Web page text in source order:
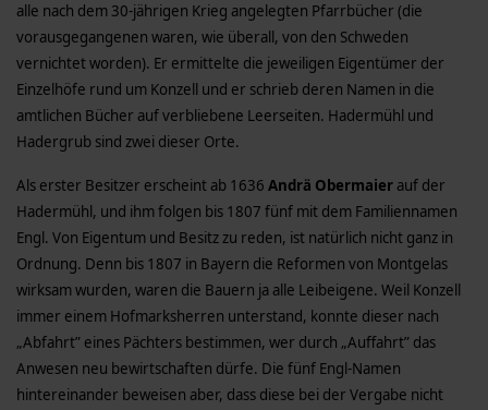
alle nach dem 30-jährigen Krieg angelegten Pfarrbücher (die
vorausgegangenen waren, wie überall, von den Schweden
vernichtet worden). Er ermittelte die jeweiligen Eigentümer der
Einzelhöfe rund um Konzell und er schrieb deren Namen in die
amtlichen Bücher auf verbliebene Leerseiten. Hadermühl und
Hadergrub sind zwei dieser Orte.
Als erster Besitzer erscheint ab 1636 Andrä Obermaier auf der
Hadermühl, und ihm folgen bis 1807 fünf mit dem Familiennamen
Engl. Von Eigentum und Besitz zu reden, ist natürlich nicht ganz in
Ordnung. Denn bis 1807 in Bayern die Reformen von Montgelas
wirksam wurden, waren die Bauern ja alle Leibeigene. Weil Konzell
immer einem Hofmarksherren unterstand, konnte dieser nach
„Abfahrt” eines Pächters bestimmen, wer durch „Auffahrt” das
Anwesen neu bewirtschaften dürfe. Die fünf Engl-Namen
hintereinander beweisen aber, dass diese bei der Vergabe nicht